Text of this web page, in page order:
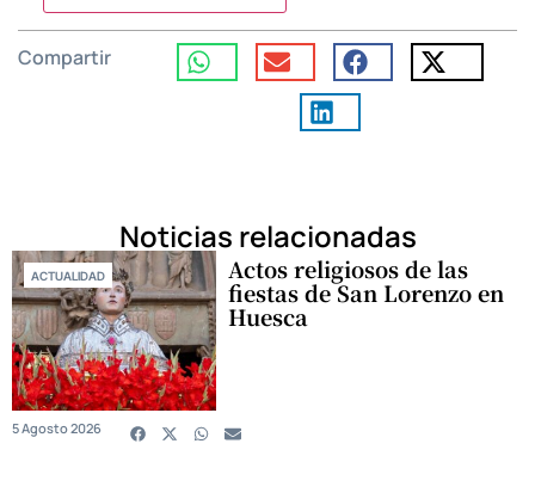
Compartir
Noticias relacionadas
ACTUALIDAD Actos religiosos de las
fiestas de San Lorenzo en
Huesca
5 Agosto 2026